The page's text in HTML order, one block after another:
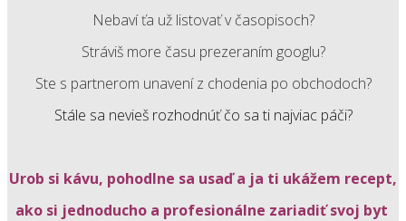
Nebaví ťa už listovať v časopisoch?
Stráviš more času prezeraním googlu?
Ste s partnerom unavení z chodenia po obchodoch?
Stále sa nevieš rozhodnúť čo sa ti najviac páči?
Urob si kávu, pohodlne sa usaď a ja ti ukážem recept,
ako si jednoducho a profesionálne zariadiťsvoj byt